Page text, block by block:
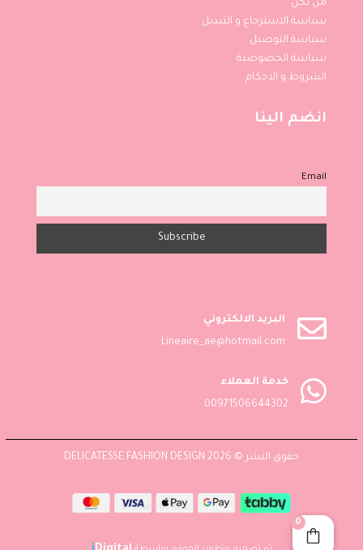
من نحن
سياسة الاسترجاع و التبديل
سياسة التوصيل
سياسة الخصوصية
الشروط و الاحكام
انضم الينا
Email

البريد الالكتروني
Lineaire_ae@hotmail.com

خدمة العملاء
00971506644302
حقوق النشر © 2026 DELICATESSE FASHION DESIGN
0